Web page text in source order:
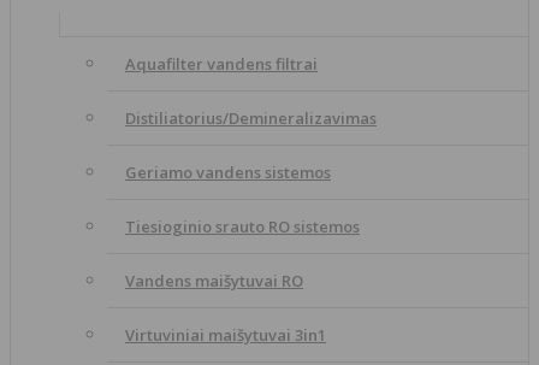
Aquafilter vandens filtrai
Distiliatorius/Demineralizavimas
Geriamo vandens sistemos
Tiesioginio srauto RO sistemos
Vandens maišytuvai RO
Virtuviniai maišytuvai 3in1